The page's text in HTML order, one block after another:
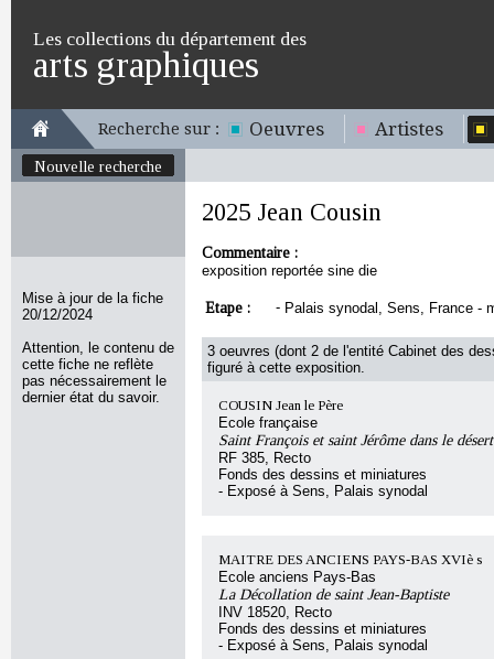
Les collections du département des
arts graphiques
Recherche sur : Oeuvres Artistes
Nouvelle recherche
Mise à jour de la fiche
20/12/2024
Attention, le contenu de
cette fiche ne reflète
pas nécessairement le
dernier état du savoir.
2025 Jean Cousin
Commentaire :
exposition reportée sine die
Etape : - Palais synodal, Sens, France -
3 oeuvres (dont 2 de l'entité Cabinet des
figuré à cette exposition.
COUSIN Jean le Père
Ecole française
Saint François et saint Jérôme dans le désert
RF 385, Recto
Fonds des dessins et miniatures
- Exposé à Sens, Palais synodal
MAITRE DES ANCIENS PAYS-BAS XVIè s
Ecole anciens Pays-Bas
La Décollation de saint Jean-Baptiste
INV 18520, Recto
Fonds des dessins et miniatures
- Exposé à Sens, Palais synodal